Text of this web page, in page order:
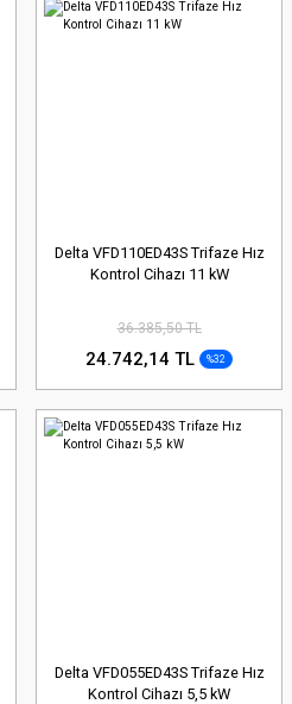
Delta VFD110ED43S Trifaze Hız
Kontrol Cihazı 11 kW
36.385,50 TL
24.742,14 TL %32
Delta VFD055ED43S Trifaze Hız
Kontrol Cihazı 5,5 kW